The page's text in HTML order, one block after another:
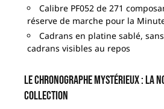
Calibre PF052 de 271
réserve de marche pour la
Cadrans en platine sablé,
cadrans visibles au repos
Le Chronographe Mystérieux : la
collection